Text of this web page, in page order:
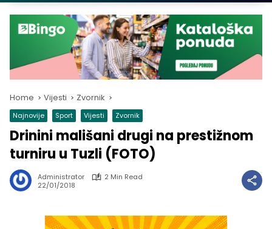
Home Vijesti Zvornik
Najnovije Sport Vijesti Zvornik
Drinini mališani drugi na prestižnom
turniru u Tuzli (FOTO)
Administrator
2 Min Read
22/01/2018